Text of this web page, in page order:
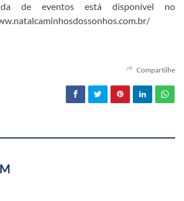
de eventos está disponível no
Compartilhe